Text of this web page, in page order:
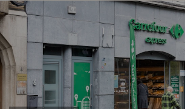
Gondola
academy
Gondola
society